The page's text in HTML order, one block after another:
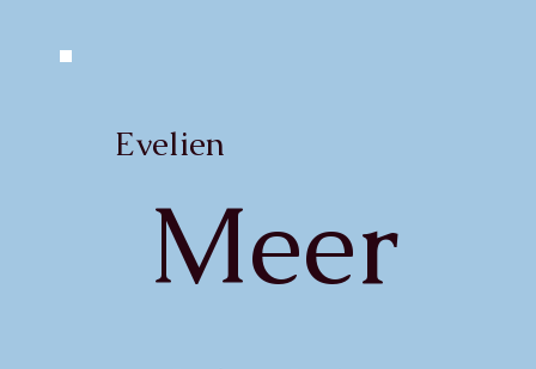
Evelien
Meer